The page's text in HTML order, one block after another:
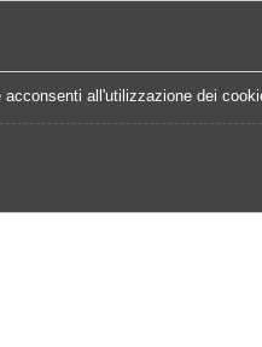
all'utilizzazione dei